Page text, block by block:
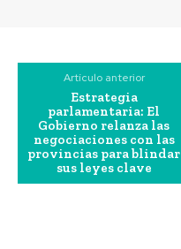
Artículo anterior
Estrategia
parlamentaria: El
Gobierno relanza las
negociaciones con las
provincias para blindar
sus leyes clave